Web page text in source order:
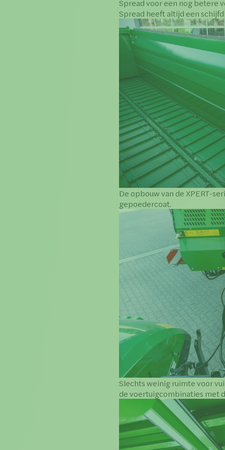
Spread voor een nog betere
Spread heeft altijd een
De opbouw van de XPERT-
gepoedercoat.
Slechts weinig ruimte voor
de voertuigcombinaties met